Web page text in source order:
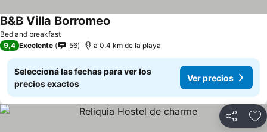
Bed and breakfast
B&B Villa Borromeo
9,4 Excelente 56 a 0.4 km de la playa
Seleccioná las fechas para ver los
precios exactos
Ver precios
Compartir